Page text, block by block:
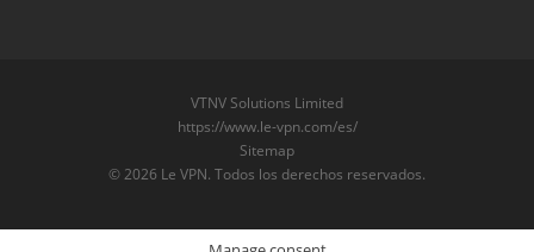
VTNV Solutions Limited
https://www.le-vpn.com/es/
Sitemap
© 2026 Le VPN. Todos los derechos reservados.